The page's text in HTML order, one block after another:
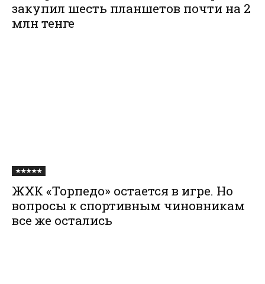
закупил шесть планшетов почти на 2
млн тенге
★★★★★
ЖХК «Торпедо» остается в игре. Но
вопросы к спортивным чиновникам
все же остались